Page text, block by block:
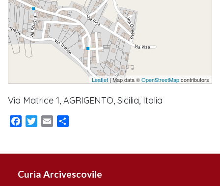
Leaflet| Map data ©OpenStreetMapcontributors
Via Matrice 1, AGRIGENTO, Sicilia, Italia
Facebook
TwitterEmail
Curia Arcivescovile